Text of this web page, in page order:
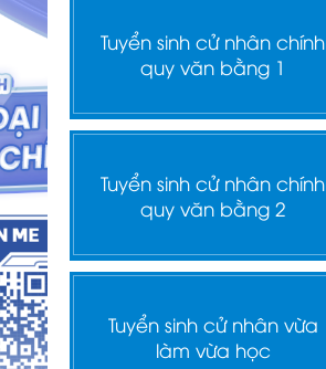
Tuyển sinh cử nhân chính
quy văn bằng 1
Tuyển sinh cử nhân chính
quy văn bằng 2
Tuyển sinh cử nhân vừa
làm vừa học